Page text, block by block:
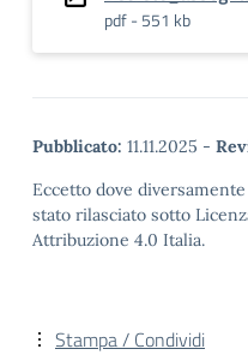
pdf - 551 kb
Pubblicato: 11.11.2025 -
Eccetto dove
stato rilasciato sotto
Attribuzione 4.0 Italia.
Stampa / Condividi